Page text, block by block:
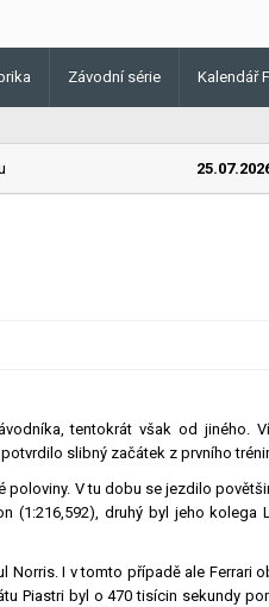
Závodní série Kalendář
25.07.2026
tentokrát však od jiného.
slibný začátek z prvního
poloviny. V tu dobu se jezdilo
(1:216,592), druhý byl jeho kolega
Norris. I v tomto případě ale Ferrari
Piastri byl o 470 tisícin sekundy